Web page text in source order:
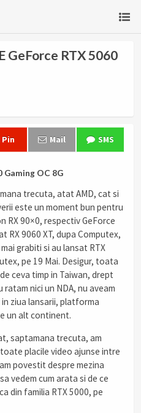
GeForce RTX 5060
Pin Mail SMS
Gaming OC 8G
trecuta, atat AMD, cat si
este un moment bun pentru
RX 90×0, respectiv GeForce
RX 9060 XT, dupa Computex,
grabiti si au lansat RTX
pe 19 Mai. Desigur, toata
ceva timp in Taiwan, drept
nici un NDA, nu aveam
ziua lansarii, platforma
un alt continent.
saptamana trecuta, am
placile video ajunse intre
povestit despre mezina
vedem cum arata si de ce
din familia RTX 5000, pe